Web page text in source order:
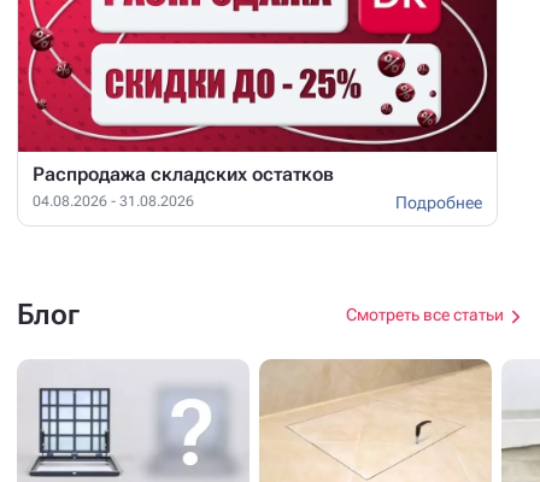
Распродажа складских остатков
04.08.2026 - 31.08.2026 Подробнее
Блог Смотреть все статьи